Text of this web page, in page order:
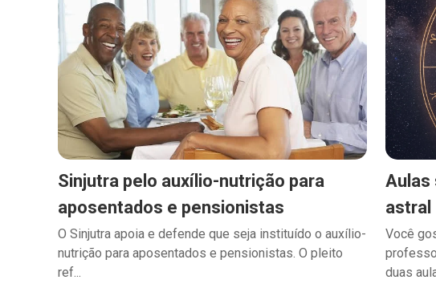
Sinjutra pelo auxílio-nutrição para
aposentados e pensionistas
O Sinjutra apoia e defende que seja instituído o auxílio-
nutrição para aposentados e pensionistas. O pleito
ref...
Aulas
astral
Você
duas